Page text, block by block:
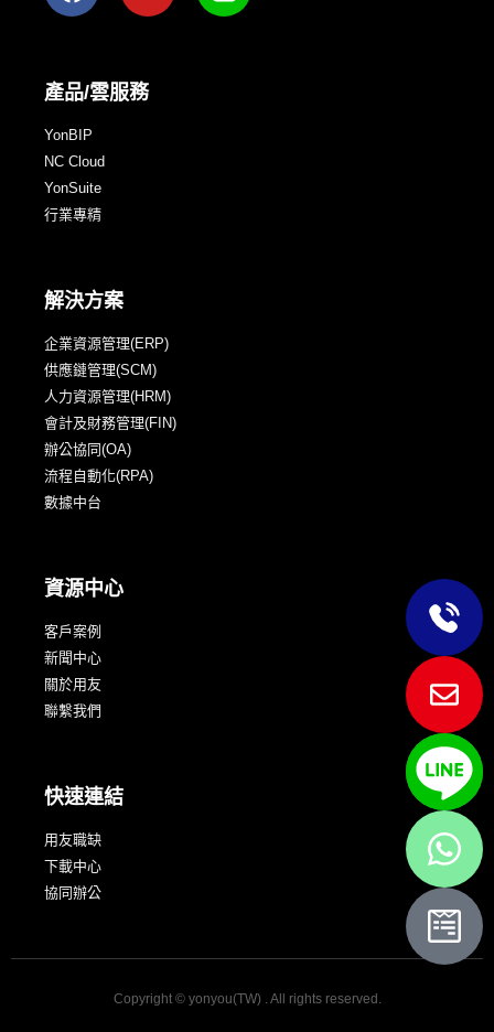
產品/雲服務
YonBIP
NC Cloud
YonSuite
行業專精
解決方案
企業資源管理(ERP)
供應鏈管理(SCM)
人力資源管理(HRM)
會計及財務管理(FIN)
辦公協同(OA)
流程自動化(RPA)
數據中台
資源中心
客戶案例
新聞中心
關於用友
聯繫我們
快速連結
用友職缺
下載中心
協同辦公
Copyright © yonyou(TW) . All rights reserved.